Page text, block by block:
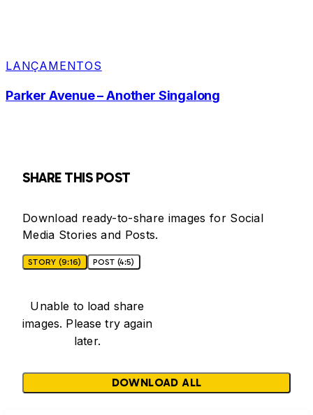
LANÇAMENTOS
Parker Avenue – Another Singalong
SHARE THIS POST
Download ready-to-share images for Social
Media Stories and Posts.
STORY (9:16) POST (4:5)
Unable to load share
images. Please try again
later.
DOWNLOAD ALL